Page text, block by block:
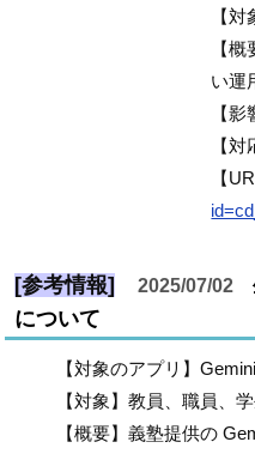
【
【
い運
【
【
【
[参考情報] 2025/07/02
について
【対象のアプリ】
【対象】教員、職員、
【概要】義塾提供の